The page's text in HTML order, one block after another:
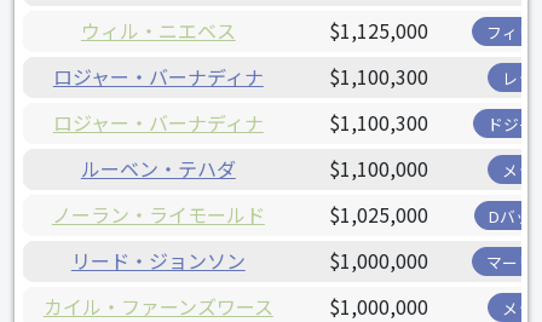
ウィル・ニエベス $1,125,000 フィリ
ロジャー・バーナディナ $1,100,300 レッ
ロジャー・バーナディナ $1,100,300 ドジャ
ルーベン・テハダ $1,100,000 メッ
ノーラン・ライモールド $1,025,000 Dバッ
リード・ジョンソン $1,000,000 マーリ
カイル・ファーンズワース $1,000,000 メッ